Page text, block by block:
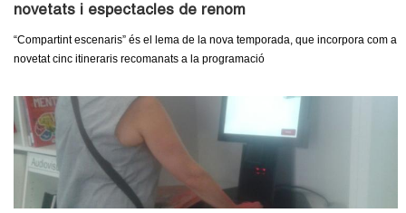
novetats i espectacles de renom
“Compartint escenaris” és el lema de la nova temporada, que incorpora com a
novetat cinc itineraris recomanats a la programació